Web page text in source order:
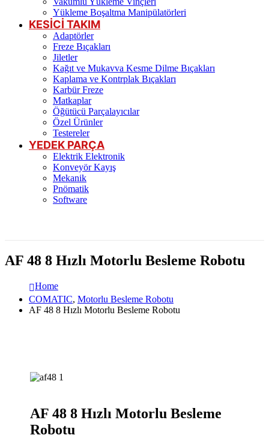
Yükleme Boşaltma Manipülatörleri
KESİCİ TAKIM
Adaptörler
Freze Bıçakları
Jiletler
Kağıt ve Mukavva Kesme Dilme Bıçakları
Kaplama ve Kontrplak Bıçakları
Karbür Freze
Matkaplar
Öğütücü Parçalayıcılar
Özel Ürünler
Testereler
YEDEK PARÇA
Elektrik Elektronik
Konveyör Kayış
Mekanik
Pnömatik
Software
AF 48 8 Hızlı Motorlu Besleme Robotu
Home
COMATIC, Motorlu Besleme Robotu
AF 48 8 Hızlı Motorlu Besleme Robotu
AF 48 8 Hızlı Motorlu Besleme
Robotu